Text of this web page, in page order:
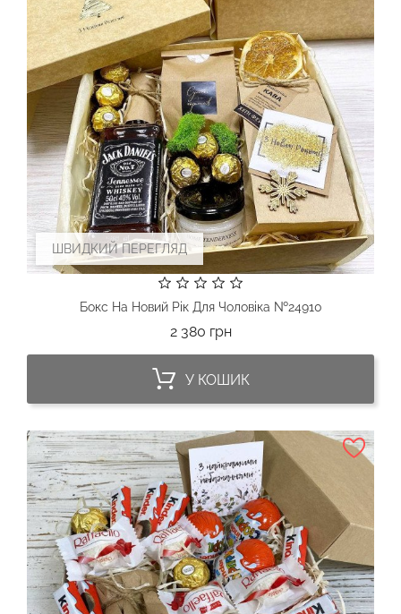
ШВИДКИЙ ПЕРЕГЛЯД
Бокс На Новий Рік Для Чоловіка №24910
2 380 грнЦіна
У КОШИК